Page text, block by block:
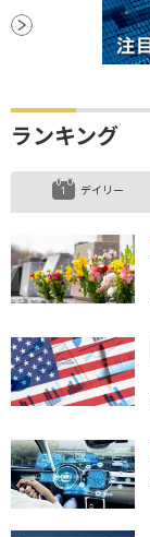
ランキング
デイリー